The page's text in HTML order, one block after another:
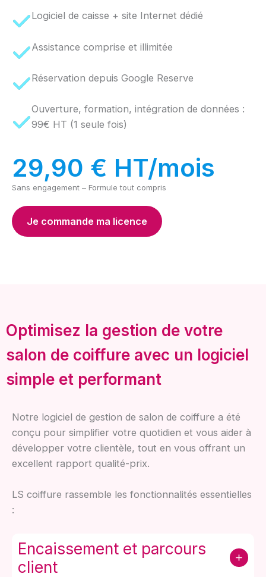
Logiciel de caisse + site Internet dédié
Assistance comprise et illimitée
Réservation depuis Google Reserve
Ouverture, formation, intégration de données :
99€ HT (1 seule fois)
29,90 € HT/mois
Sans engagement – Formule tout compris
Je commande ma licence
Optimisez la gestion de votre
salon de coiffure avec un logiciel
simple et performant
Notre logiciel de gestion de salon de coiffure a été
conçu pour simplifier votre quotidien et vous aider à
développer votre clientèle, tout en vous offrant un
excellent rapport qualité-prix.
LS coiffure rassemble les fonctionnalités essentielles
:
Encaissement et parcours
client